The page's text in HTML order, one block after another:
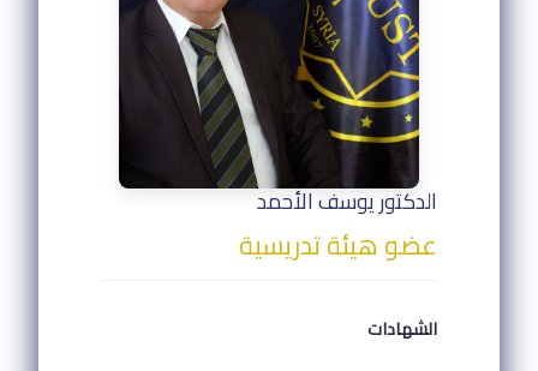
الدكتور يوسف الأحمد
عضو هيئة تدريسية
الشهادات